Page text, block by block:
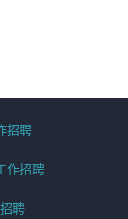
招聘
作招聘
聘